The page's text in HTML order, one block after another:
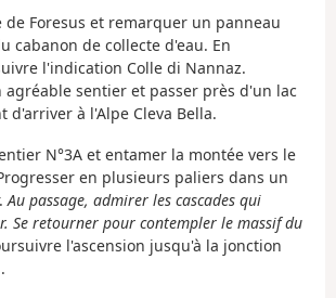
de Foresus et remarquer un panneau
cabanon de collecte d'eau. En
l'indication Colle di Nannaz.
agréable sentier et passer près d'un lac
d'arriver à l'Alpe Cleva Bella.
N°3A et entamer la montée vers le
en plusieurs paliers dans un
Au passage, admirer les cascades qui
Se retourner pour contempler le massif du
l'ascension jusqu'à la jonction